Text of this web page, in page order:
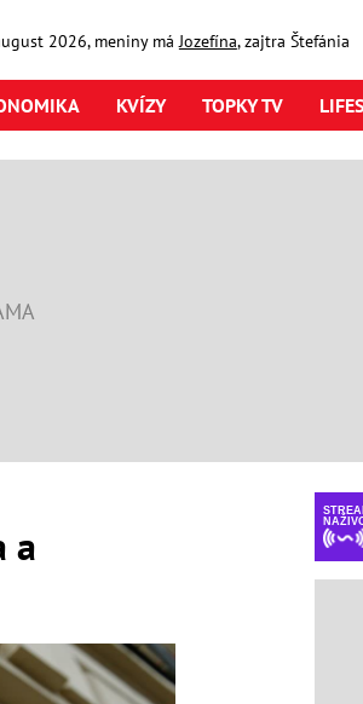
2026, meniny má Jozefína, zajtra Štefánia
KVÍZY TOPKY TV
a